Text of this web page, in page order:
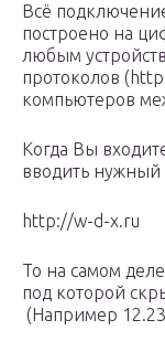
Всё
построено на
любым
протоколов
компьютеров
Когда Вы
вводить нужный
http://w-d-x.ru
То на самом
под которой
(Например